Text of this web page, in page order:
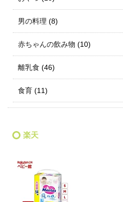
男の料理 (8)
赤ちゃんの飲み物 (10)
離乳食 (46)
食育 (11)
楽天